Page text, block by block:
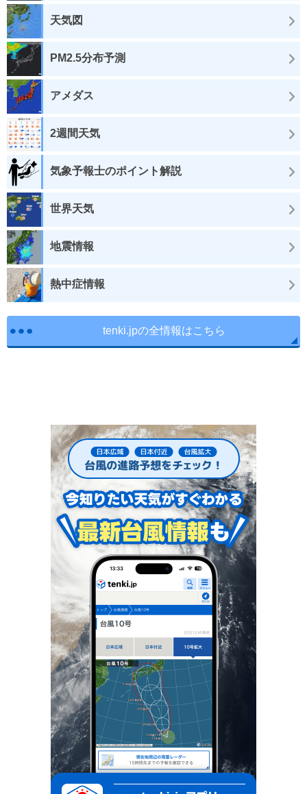
天気図
PM2.5分布予測
アメダス
2週間天気
気象予報士のポイント解説
世界天気
地震情報
熱中症情報
tenki.jpの全情報はこちら